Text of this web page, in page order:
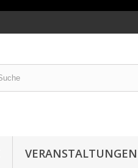
VERANSTALTUNGEN